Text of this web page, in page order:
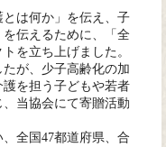
は何か」を伝え、子
伝えるために、「全
を立ち上げました。
が、少子高齢化の加
を担う子どもや若者
当協会にて寄贈活動
全国47都道府県、合